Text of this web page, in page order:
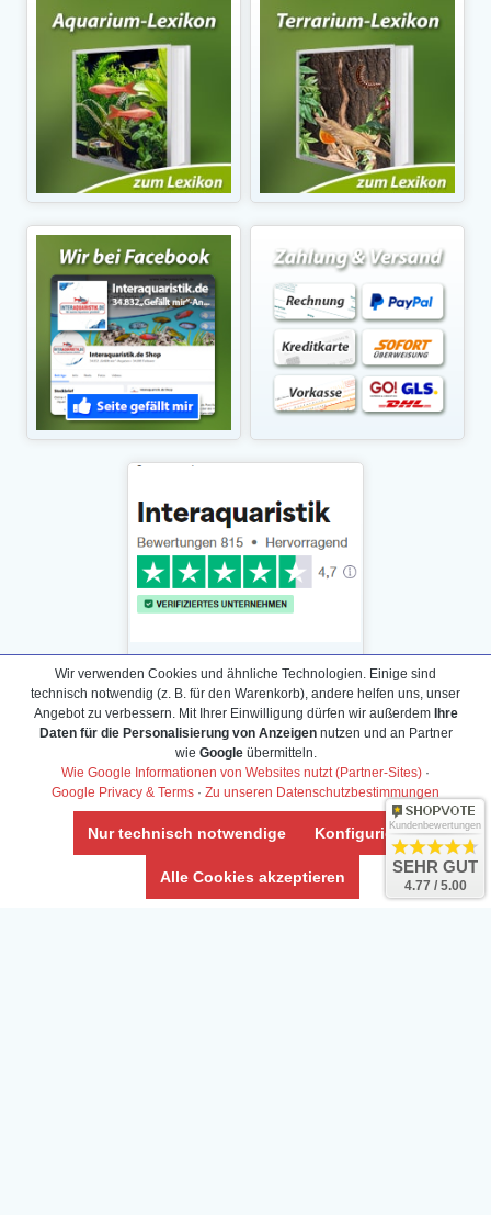
Daten­schutz­erklärung
Widerrufs­recht /Widerrufs­formular
AGB & Info
Impressum
Umwelt und Entsorgung
Vertrag widerrufen
Wir verwenden Cookies und ähnliche Technologien. Einige sind
technisch notwendig (z. B. für den Warenkorb), andere helfen uns, unser
Angebot zu verbessern. Mit Ihrer Einwilligung dürfen wir außerdem Ihre
Daten für die Personalisierung von Anzeigennutzen und an Partner
wie Googleübermitteln.
Wie Google Informationen von Websites nutzt (Partner-Sites) ·
Google Privacy & Terms · Zu unseren Datenschutzbestimmungen
Nur technisch notwendige Konfigurieren
Alle Cookies akzeptieren
Kundenbewertungen
SEHR GUT
4.77 / 5.00